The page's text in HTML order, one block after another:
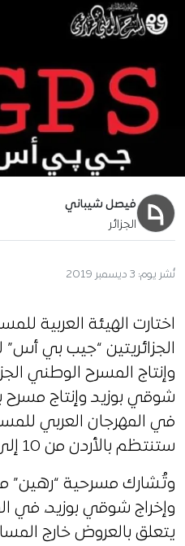
فيصل شيباني
الجزائر
نُشر يوم: 3 ديسمبر 2019
اختارت الهيئة العربية
الجزائريتين “جيب بي
وإنتاج المسرح الوطني
شوقي بوزيد وإنتاج مسرح
ستنتظم بالأردن من 10 إلى 16 جانفي الداخل.
وتُشارك مسرحية “رهين”
وإخراج شوقي بوزيد، في
يتعلق بالعروض خارج